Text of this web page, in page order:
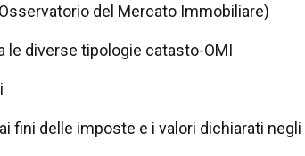
del Mercato Immobiliare)
le diverse tipologie catasto-OMI
fini delle imposte e i valori dichiarati negli